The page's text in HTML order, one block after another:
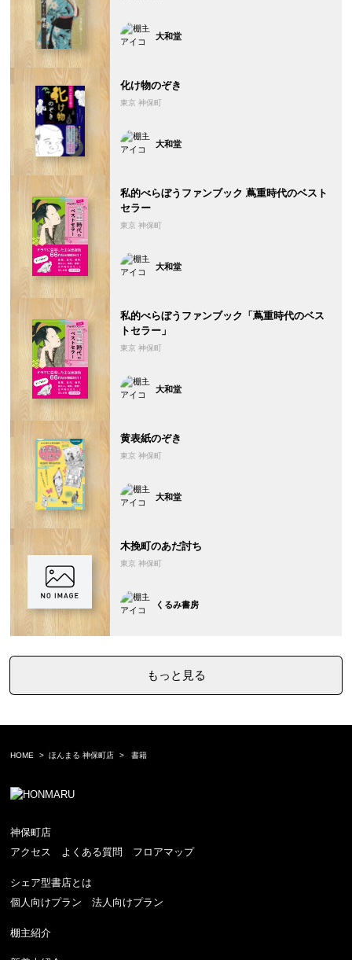
大和堂
化け物のぞき
東京 神保町
大和堂
私的べらぼうファンブック 蔦重時代のベスト
セラー
東京 神保町
大和堂
私的べらぼうファンブック「蔦重時代のベス
トセラー」
東京 神保町
大和堂
黄表紙のぞき
東京 神保町
大和堂
木挽町のあだ討ち
東京 神保町
くるみ書房
もっと見る
HOME ほんまる 神保町店 書籍
神保町店
アクセス
よくある質問 フロアマップ
シェア型書店とは
個人向けプラン
法人向けプラン
棚主紹介